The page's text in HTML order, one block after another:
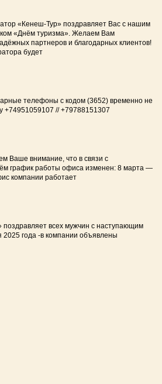
«Кенеш-Тур» поздравляет Вас с нашим
«Днём туризма». Желаем Вам
партнеров и благодарных клиентов!
будет
телефоны с кодом (3652) временно не
+74951059107 // +79788151307
Ваше внимание, что в связи с
график работы офиса изменен: 8 марта —
компании работает
всех мужчин с наступающим
года -в компании объявлены